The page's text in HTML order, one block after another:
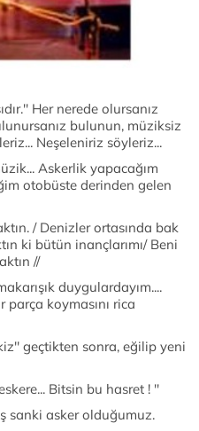
Her nerede olursanız
bulunun, müziksiz
Neşeleniriz söyleriz...
Askerlik yapacağım
otobüste derinden gelen
/ Denizler ortasında bak
ki bütün inançlarımı/ Beni
//
duygulardayım....
parça koymasını rica
geçtikten sonra, eğilip yeni
Bitsin bu hasret ! ''
sanki asker olduğumuz.